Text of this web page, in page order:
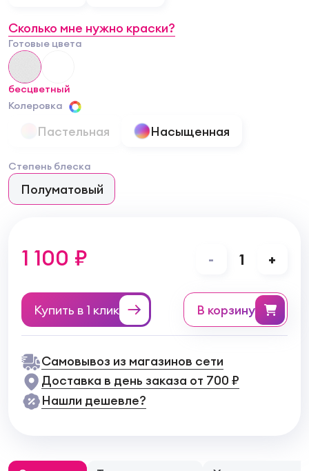
Сколько мне нужно краски?
Готовые цвета
бесцветный
Колеровка
Пастельная Насыщенная
Степень блеска
Полуматовый
1 100 ₽ - 1 +
Купить в 1 клик в корзину
Самовывоз из магазинов сети
Доставка в день заказа от 700 ₽
Нашли дешевле?